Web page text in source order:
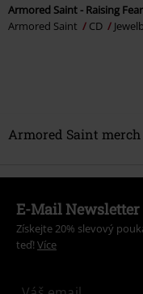
Armored Saint - Raising Fear
Armored Saint
CD
Armored Saint merch
E-Mail Newsletter
Získejte 20% slevový
teď! Více